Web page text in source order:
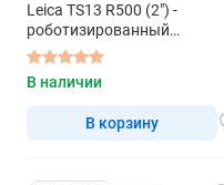
Leica TS13 R500 (2") -
роботизированный
тахеометр
В наличии
В корзину